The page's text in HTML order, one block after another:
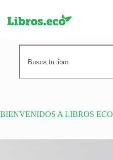
BIENVENIDOS A LIBROS ECO